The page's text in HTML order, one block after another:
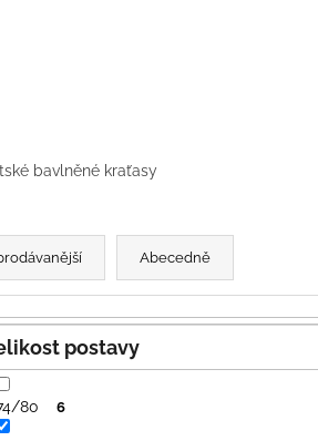
bavlněné kraťasy
Abecedně
postavy
80 6